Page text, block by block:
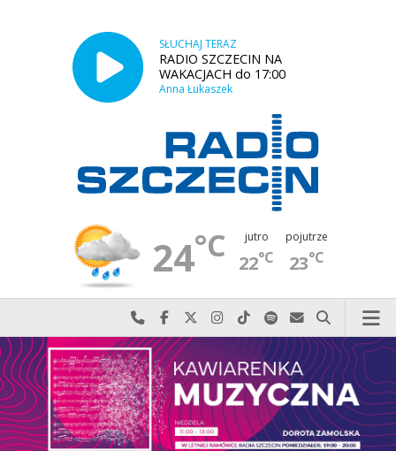
SŁUCHAJ TERAZ
RADIO SZCZECIN NA
WAKACJACH do 17:00
Anna Łukaszek
24°C jutro
22°C
pojutrze
23°C
Najlepiej po prostu do nas zadzwoń
Odwiedź nas na Facebook-u
Odwiedź nas na X
Odwiedź nas na Instagram-ie
Odwiedź nas na TikTok-u
Szukaj nas na Spotify
Wyślij do nas
Szukaj